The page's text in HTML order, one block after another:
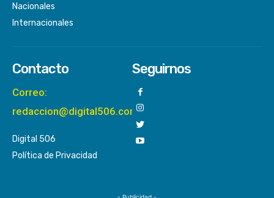
Nacionales
Internacionales
Contacto
Correo:
redaccion@digital506.com
Digital 506
Política de Privacidad
Seguirnos